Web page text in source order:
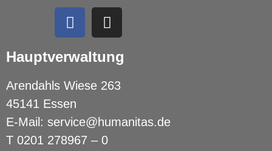
Hauptverwaltung
Arendahls Wiese 263
45141 Essen
E-Mail: service@humanitas.de
T 0201 278967 – 0